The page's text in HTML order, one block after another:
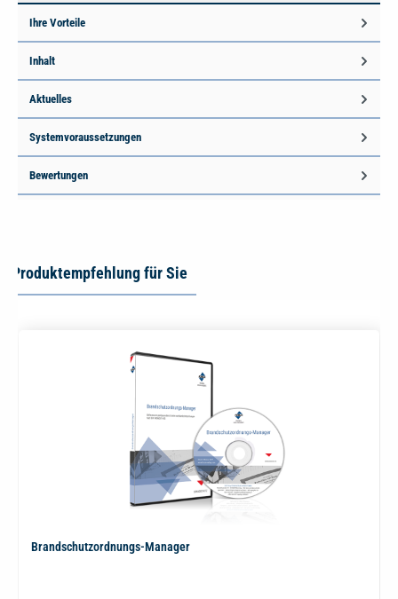
Ihre Vorteile
Inhalt
Aktuelles
Systemvoraussetzungen
Bewertungen
Produktempfehlung für Sie
Brandschutzordnungs-Manager